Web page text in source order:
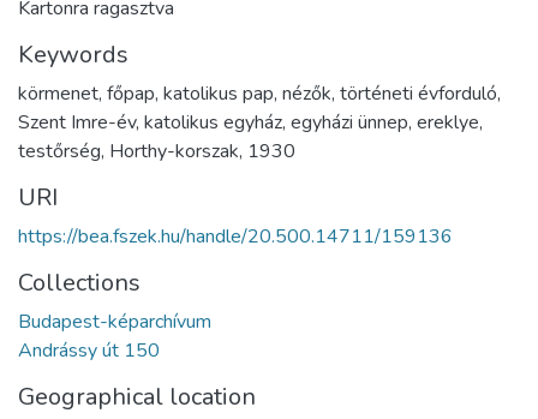
Kartonra ragasztva
Keywords
körmenet, főpap, katolikus pap, nézők, történeti évforduló,
Szent Imre-év, katolikus egyház, egyházi ünnep, ereklye,
testőrség, Horthy-korszak, 1930
URI
https://bea.fszek.hu/handle/20.500.14711/159136
Collections
Budapest-képarchívum
Andrássy út 150
Geographical location